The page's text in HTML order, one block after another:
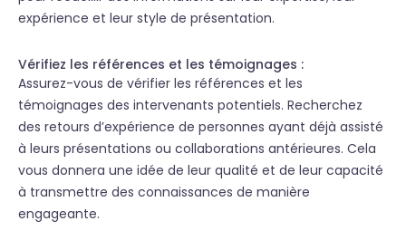
expérience et leur style de présentation.
Vérifiez les références et les témoignages :
Assurez-vous de vérifier les références et les
témoignages des intervenants potentiels. Recherchez
des retours d’expérience de personnes ayant déjà assisté
à leurs présentations ou collaborations antérieures. Cela
vous donnera une idée de leur qualité et de leur capacité
à transmettre des connaissances de manière
engageante.